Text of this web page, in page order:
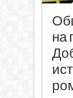
на